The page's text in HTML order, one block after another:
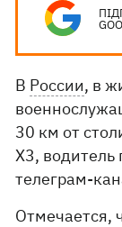
В России, в
30 км от
X3,
телеграм-
Отмечается,